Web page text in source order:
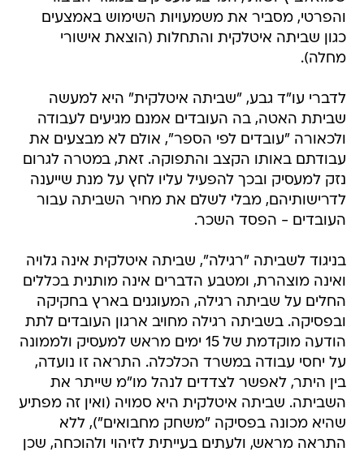
והפרטי, מסביר את משמעויות השימוש באמצעים
כגון שביתה איטלקית והתחלות (הוצאת אישורי
מחלה).
לדברי עו"ד גבע, "שביתה איטלקית" היא למעשה
שביתת האטה, בה העובדים אמנם מגיעים לעבודה
ולכאורה "עובדים לפי הספר", אולם לא מבצעים את
עבודתם באותו הקצב והתפוקה. זאת, במטרה לגרום
נזק למעסיק ובכך להפעיל עליו לחץ על מנת שייענה
לדרישותיהם, מבלי לשלם את מחיר השביתה עבור
העובדים - הפסד השכר.
בניגוד לשביתה "רגילה", שביתה איטלקית אינה גלויה
ואינה מוצהרת, ומטבע הדברים אינה מותנית בכללים
החלים על שביתה רגילה, המעוגנים בארץ בחקיקה
ובפסיקה. בשביתה רגילה מחויב ארגון העובדים לתת
הודעה מוקדמת של 15 ימים מראש למעסיק ולממונה
על יחסי עבודה במשרד הכלכלה. התראה זו נועדה,
בין היתר, לאפשר לצדדים לנהל מו"מ שייתר את
השביתה. שביתה איטלקית היא סמויה (ואין זה מפתיע
שהיא מכונה בפסיקה "משחק מחבואים"), ללא
התראה מראש, ולעתים בעייתית לזיהוי ולהוכחה, שכן